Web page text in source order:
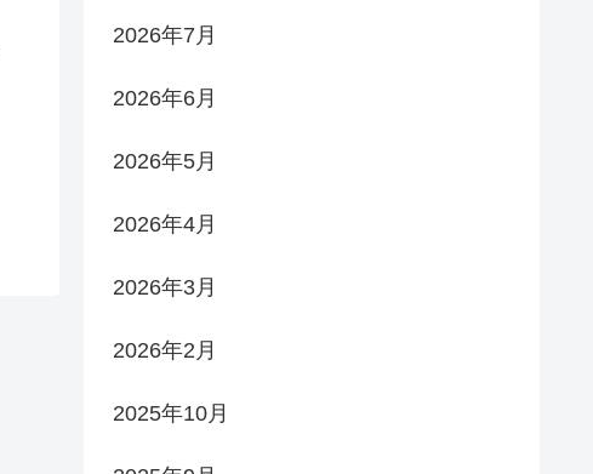
2026年7月
2026年6月
2026年5月
2026年4月
2026年3月
2026年2月
2025年10月